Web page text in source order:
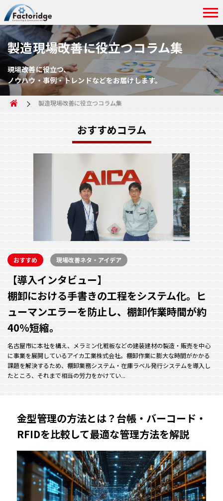
製造現場改善に役立つコラム集
現場改善に役立つ、
ノウハウ・事例・トレンドなどをお届けします。
製造現場改善に役立つコラム集
おすすめコラム
おすすめ 現場改善ネタ・アイデア
【導入インタビュー】
棚卸における手書きの工程をシステム化。ヒ
ューマンエラーを防止し、棚卸作業時間が約
40％短縮。
名古屋市に本社を構え、メラミン化粧板などの建装建材の製造・販売を中心
に事業を展開しているアイカ工業株式会社。棚卸作業に膨大な時間がかかる
課題を解決するため、棚卸業務システム・在庫ラベル発行システムを導入し
たところ、それまで相当の労力をかけてい...
金型管理の方法とは？台帳・バーコード・
RFIDを比較して最適な管理方法を解説